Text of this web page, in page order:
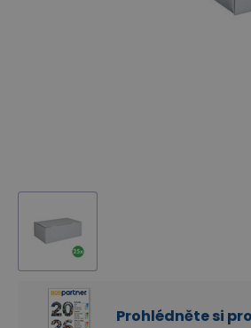
Prohlédněte si